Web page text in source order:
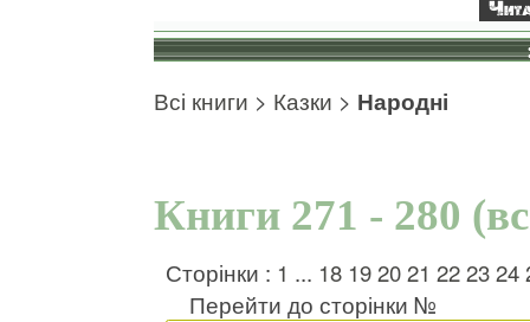
Всі книги > Казки > Народні
Книги 271 - 280
Сторінки : 1 ... 18 192021 222324
Перейти до сторінки №